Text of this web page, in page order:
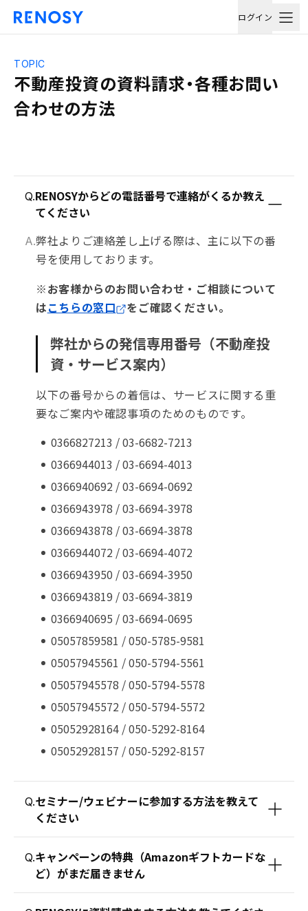
ログイン
不動産投資の資料請求・各種お問い
合わせの方法
TOPIC
Q.RENOSYからどの電話番号で連絡がくるか教え
てください
A.弊社よりご連絡差し上げる際は、主に以下の番
号を使用しております。
※お客様からのお問い合わせ・ご相談について
はこちらの窓口 をご確認ください。
弊社からの発信専用番号（不動産投
資・サービス案内）
以下の番号からの着信は、サービスに関する重
要なご案内や確認事項のためのものです。
0366827213 / 03-6682-7213
0366944013 / 03-6694-4013
0366940692 / 03-6694-0692
0366943978 / 03-6694-3978
0366943878 / 03-6694-3878
0366944072 / 03-6694-4072
0366943950 / 03-6694-3950
0366943819 / 03-6694-3819
0366940695 / 03-6694-0695
05057859581 / 050-5785-9581
05057945561 / 050-5794-5561
05057945578 / 050-5794-5578
05057945572 / 050-5794-5572
05052928164 / 050-5292-8164
05052928157 / 050-5292-8157
Q.セミナー/ウェビナーに参加する方法を教えて
ください
Q.キャンペーンの特典（Amazonギフトカードな
ど）がまだ届きません